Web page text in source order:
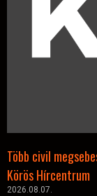
Több civil
Körös Hírcentrum
2026.08.07.